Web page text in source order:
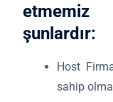
şunlardır:
Host
sahip